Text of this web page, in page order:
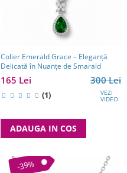
Colier Emerald Grace – Eleganță
Delicată în Nuanțe de Smarald
300 Lei
165 Lei
(1) VEZI
VIDEO
ADAUGA IN COS
-39%